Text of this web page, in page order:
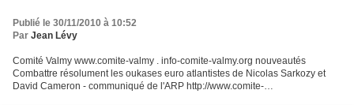
Publié le 30/11/2010 à 10:52
Par Jean Lévy
Comité Valmy www.comite-valmy . info-comite-valmy.org nouveautés
Combattre résolument les oukases euro atlantistes de Nicolas Sarkozy et
David Cameron - communiqué de l'ARP http://www.comite-